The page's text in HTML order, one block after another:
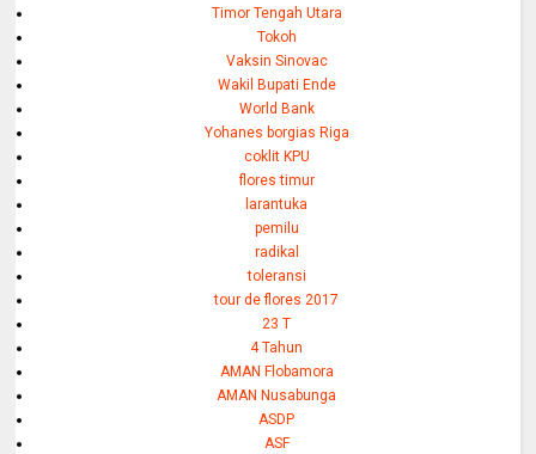
Timor Tengah Utara
Tokoh
Vaksin Sinovac
Wakil Bupati Ende
World Bank
Yohanes borgias Riga
coklit KPU
flores timur
larantuka
pemilu
radikal
toleransi
tour de flores 2017
23 T
4 Tahun
AMAN Flobamora
AMAN Nusabunga
ASDP
ASF